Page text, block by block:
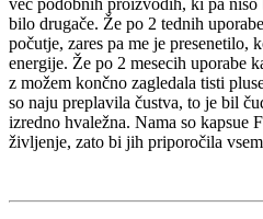
več podobnih proizvodih, ki pa
bilo drugače. Že po 2 tednih
počutje, zares pa me je presenetilo,
energije. Že po 2 mesecih uporabe
z možem končno zagledala tisti
so naju preplavila čustva, to je bil
izredno hvaležna. Nama so kapsue
življenje, zato bi jih priporočila